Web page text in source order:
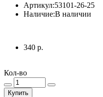
Артикул:53101-26-25
Наличие:В наличии
340 р.
Кол-во
Купить